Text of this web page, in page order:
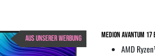
AUS UNSERER WERBUNG Medion Avantum 17
AMD